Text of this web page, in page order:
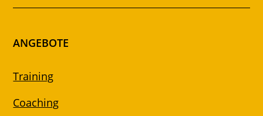
ANGEBOTE
Training
Coaching